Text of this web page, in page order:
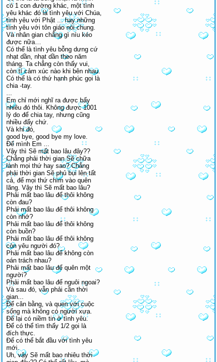
có 1 con đường khác, một tình
yêu khác đó là tình yêu với Chúa,
tình yêu với Phật ... hay những
tình yêu với tôn giáo nói chung.
Và nhân gian chẳng gì níu kéo
được nữa…
Có thể là tình yêu bỗng dưng cứ
nhạt dần, nhạt dần theo năm
tháng. Ta chẳng còn thấy vui,
còn tí cảm xúc nào khi bên nhau.
Có thể là có thứ hạnh phúc gọi là
chia -tay.
...
Em chỉ mới nghĩ ra được bấy
nhiêu đó thôi. Không được 1001
lý do để chia tay, nhưng cũng
nhiều đấy chứ.
Và khi đó,
good bye, good bye my love.
Để mình Em ...
Vậy thì Sẽ mất bao lâu đây??
Chẳng phải thời gian Sẽ chữa
lành mọi thứ hay sao? Chẳng
phải thời gian Sẽ phủ bụi lên tất
cả, để mọi thứ chìm vào quên
lãng. Vậy thì Sẽ mất bao lâu?
Phải mất bao lâu để thôi không
còn đau?
Phải mất bao lâu để thôi không
còn nhớ?
Phải mất bao lâu để thôi không
còn buồn?
Phải mất bao lâu để thôi không
còn yêu người đó?
Phải mất bao lâu để không còn
oán trách nhau?
Phải mất bao lâu để quên một
người?
Phải mất bao lâu để nguôi ngoai?
Và sau đó, vẫn phải cần thời
gian...
Để cân bằng, và quen với cuộc
sống mà không có người xưa.
Để lại có niềm tin ở tình yêu.
Để có thể tìm thấy 1/2 gọi là
đích thực.
Để có thể bắt đầu với tình yêu
mới.
Uh, vậy Sẽ mất bao nhiêu thời